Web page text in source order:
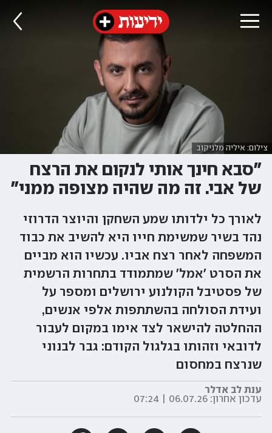
צילום: איליה מלניקוב
"סבא חינך אותי לנקום את הרצח
של אבי. זה מה שהיה מצופה ממני"
לאורך כל ילדותו שמע השחקן והיוצר הדרוזי
נהד בשיר שמשימת חייו היא להשיב את כבוד
המשפחה לאחר רצח אביו. עכשיו הוא מביים
את הסרט 'אמל' שמתמודד בתחרות הרשמית
של פסטיבל הקולנוע ירושלים ומספר על
ועידת הסולחה בהשתתפות אלפי אנשים,
ההחלטה להישאר לצד אימו במקום לעבור
לדובאי וזהותו בגלגול הקודם: גבר לבנוני
שנרצח במחסום
ענת לב אדלר
עדכון אחרון:06.07.26 | 07:24